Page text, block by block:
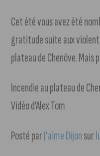
Cet été vous avez été
gratitude suite aux
plateau de Chenôve. Mais
Incendie au plateau de
Vidéo d’Alex Tom
Posté parJ’aime Dijonsur